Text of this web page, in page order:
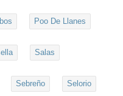
Poo De Llanes
Salas
Sebreño Selorio